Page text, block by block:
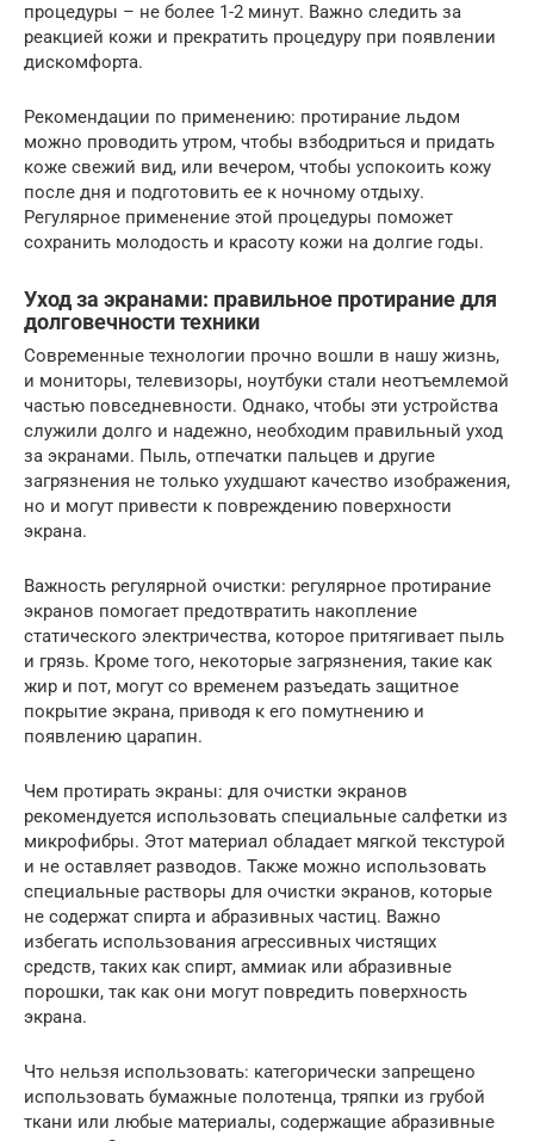
процедуры – не более 1-2 минут. Важно следить за
реакцией кожи и прекратить процедуру при появлении
дискомфорта.
Рекомендации по применению: протирание льдом
можно проводить утром, чтобы взбодриться и придать
коже свежий вид, или вечером, чтобы успокоить кожу
после дня и подготовить ее к ночному отдыху.
Регулярное применение этой процедуры поможет
сохранить молодость и красоту кожи на долгие годы.
Уход за экранами: правильное протирание для
долговечности техники
Современные технологии прочно вошли в нашу жизнь,
и мониторы, телевизоры, ноутбуки стали неотъемлемой
частью повседневности. Однако, чтобы эти устройства
служили долго и надежно, необходим правильный уход
за экранами. Пыль, отпечатки пальцев и другие
загрязнения не только ухудшают качество изображения,
но и могут привести к повреждению поверхности
экрана.
Важность регулярной очистки: регулярное протирание
экранов помогает предотвратить накопление
статического электричества, которое притягивает пыль
и грязь. Кроме того, некоторые загрязнения, такие как
жир и пот, могут со временем разъедать защитное
покрытие экрана, приводя к его помутнению и
появлению царапин.
Чем протирать экраны: для очистки экранов
рекомендуется использовать специальные салфетки из
микрофибры. Этот материал обладает мягкой текстурой
и не оставляет разводов. Также можно использовать
специальные растворы для очистки экранов, которые
не содержат спирта и абразивных частиц. Важно
избегать использования агрессивных чистящих
средств, таких как спирт, аммиак или абразивные
порошки, так как они могут повредить поверхность
экрана.
Что нельзя использовать: категорически запрещено
использовать бумажные полотенца, тряпки из грубой
ткани или любые материалы, содержащие абразивные